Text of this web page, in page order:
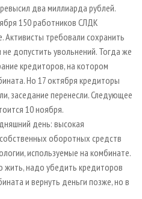
два миллиарда рублей.
150 работников СЛДК
Активисты требовали сохранить
допустить увольнений. Тогда же
кредиторов, на котором
Но 17 октября кредиторы
заседание перенесли. Следующее
10 ноября.
день: высокая
оборотных средств
используемые на комбинате.
надо убедить кредиторов
и вернуть деньги позже, но в